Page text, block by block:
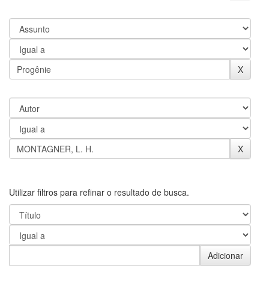
Utilizar filtros para refinar o resultado de busca.